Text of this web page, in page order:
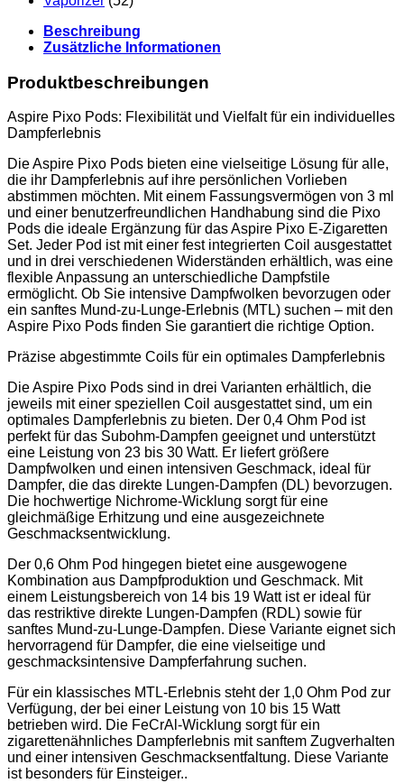
Beschreibung
Zusätzliche Informationen
Produktbeschreibungen
Aspire Pixo Pods: Flexibilität und Vielfalt für ein individuelles
Dampferlebnis
Die Aspire Pixo Pods bieten eine vielseitige Lösung für alle,
die ihr Dampferlebnis auf ihre persönlichen Vorlieben
abstimmen möchten. Mit einem Fassungsvermögen von 3 ml
und einer benutzerfreundlichen Handhabung sind die Pixo
Pods die ideale Ergänzung für das Aspire Pixo E-Zigaretten
Set. Jeder Pod ist mit einer fest integrierten Coil ausgestattet
und in drei verschiedenen Widerständen erhältlich, was eine
flexible Anpassung an unterschiedliche Dampfstile
ermöglicht. Ob Sie intensive Dampfwolken bevorzugen oder
ein sanftes Mund-zu-Lunge-Erlebnis (MTL) suchen – mit den
Aspire Pixo Pods finden Sie garantiert die richtige Option.
Präzise abgestimmte Coils für ein optimales Dampferlebnis
Die Aspire Pixo Pods sind in drei Varianten erhältlich, die
jeweils mit einer speziellen Coil ausgestattet sind, um ein
optimales Dampferlebnis zu bieten. Der 0,4 Ohm Pod ist
perfekt für das Subohm-Dampfen geeignet und unterstützt
eine Leistung von 23 bis 30 Watt. Er liefert größere
Dampfwolken und einen intensiven Geschmack, ideal für
Dampfer, die das direkte Lungen-Dampfen (DL) bevorzugen.
Die hochwertige Nichrome-Wicklung sorgt für eine
gleichmäßige Erhitzung und eine ausgezeichnete
Geschmacksentwicklung.
Der 0,6 Ohm Pod hingegen bietet eine ausgewogene
Kombination aus Dampfproduktion und Geschmack. Mit
einem Leistungsbereich von 14 bis 19 Watt ist er ideal für
das restriktive direkte Lungen-Dampfen (RDL) sowie für
sanftes Mund-zu-Lunge-Dampfen. Diese Variante eignet sich
hervorragend für Dampfer, die eine vielseitige und
geschmacksintensive Dampferfahrung suchen.
Für ein klassisches MTL-Erlebnis steht der 1,0 Ohm Pod zur
Verfügung, der bei einer Leistung von 10 bis 15 Watt
betrieben wird. Die FeCrAl-Wicklung sorgt für ein
zigarettenähnliches Dampferlebnis mit sanftem Zugverhalten
und einer intensiven Geschmacksentfaltung. Diese Variante
ist besonders für Einsteiger..